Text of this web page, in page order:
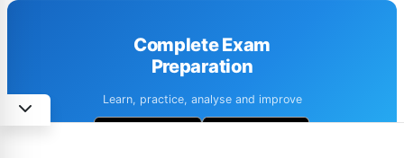
Complete Exam
Preparation
Learn, practice, analyse and improve